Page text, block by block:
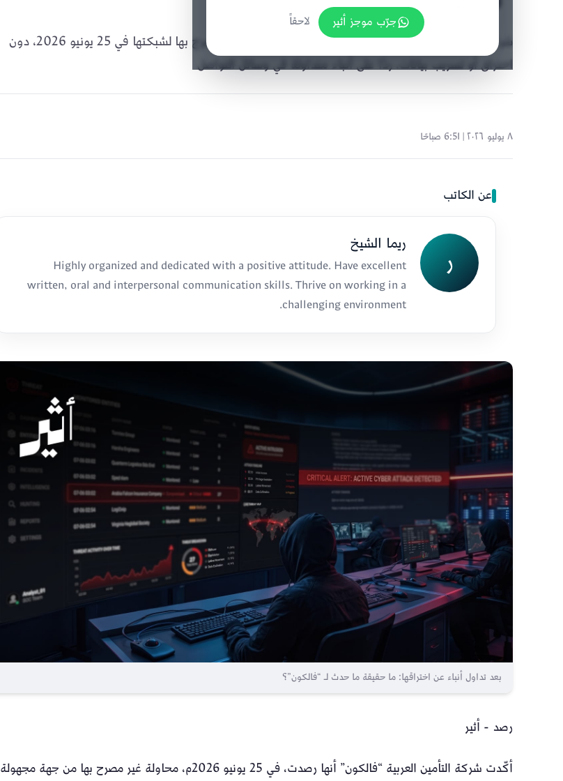
شركة التأمين العربية فالكون تؤكد إحباط محاولة وصول غير مصرح بها لشبكتها في 25 يونيو 2026، دون
اختراق أو تسريب بيانات، ردًا على أنباء متداولة في وسائل التواصل
٨ يوليو ٢٠٢٦ | 6:51 صباحًا
عن الكاتب
ر ريما الشيخ
Highly organized and dedicated with a positive attitude. Have excellent
written, oral and interpersonal communication skills. Thrive on working in a
challenging environment.
بعد تداول أنباء عن اختراقها: ما حقيقة ما حدث لـ “فالكون”؟
رصد - أثير
أكّدت شركة التأمين العربية “فالكون” أنها رصدت، في 25 يونيو 2026م، محاولة غير مصرح بها من جهة مجهولة
جرّب موجز أثير
لاحقاً